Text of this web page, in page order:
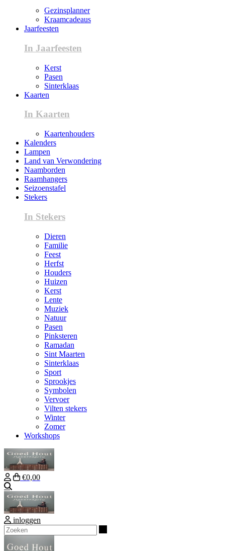
Gezinsplanner
Kraamcadeaus
Jaarfeesten
In Jaarfeesten
Kerst
Pasen
Sinterklaas
Kaarten
In Kaarten
Kaartenhouders
Kalenders
Lampen
Land van Verwondering
Naamborden
Raamhangers
Seizoenstafel
Stekers
In Stekers
Dieren
Familie
Feest
Herfst
Houders
Huizen
Kerst
Lente
Muziek
Natuur
Pasen
Pinksteren
Ramadan
Sint Maarten
Sinterklaas
Sport
Sprookjes
Symbolen
Vervoer
Vilten stekers
Winter
Zomer
Workshops
€0,00
inloggen